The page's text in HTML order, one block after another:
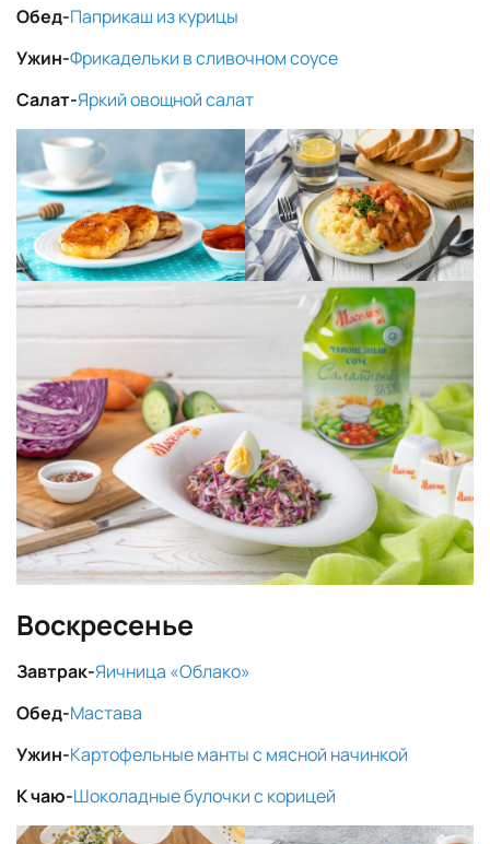
Обед-Паприкаш из курицы
Ужин-Фрикадельки в сливочном соусе
Салат-Яркий овощной салат
Воскресенье
Завтрак-Яичница «Облако»
Обед-Мастава
Ужин-Картофельные манты с мясной начинкой
К чаю-Шоколадные булочки с корицей